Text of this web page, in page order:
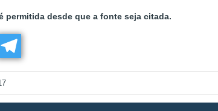
permitida desde que a fonte seja citada.